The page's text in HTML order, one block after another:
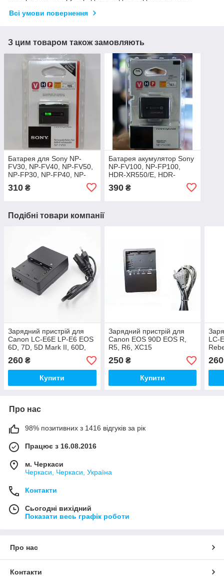
Всі умови повернення
З цим товаром також замовляють
Батарея для Sony NP-
FV30, NP-FV40, NP-FV50,
NP-FP30, NP-FP40, NP-
FP50, NP-FP70, NP-FP100
310 ₴
Батарея акумулятор Sony
NP-FV100, NP-FP100,
HDR-XR550/E, HDR-
HDR-CX110, HDR-CX150
390₴
Подібні товари компанії
Зарядний пристрій для
Canon LC-E6E LP-E6 EOS
6D, 7D, 5D Mark II, 60D,
70D, 80D, XC10
260 ₴
Купити
Зарядний пристрій для
Canon EOS 90D EOS R,
R5, R6, XC15
250₴
Купити
LC-
260
Про нас
98% позитивних з 1416 відгуків за рік
Працює з 16.08.2016
м. Черкаси
Черкаси, Черкаси, Україна
Контакти
Сьогодні вихідний
Показати весь графік роботи
Про нас
Контакти